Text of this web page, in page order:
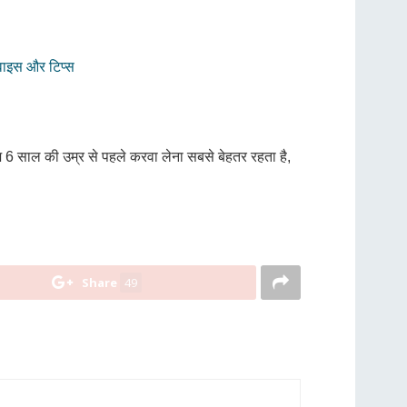
और टिप्स
6 साल की उम्र से पहले करवा लेना सबसे बेहतर रहता है,
Share 49